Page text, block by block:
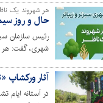
هر شهروند یک
حال و روز
رئیس سازمان
شهری، گفت: هر
آثار
در آستانه ایام